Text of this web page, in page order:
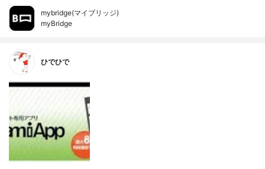
mybridge(マイブリッジ)
myBridge
ひでひで